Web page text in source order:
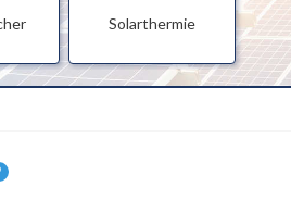
Solarthermie